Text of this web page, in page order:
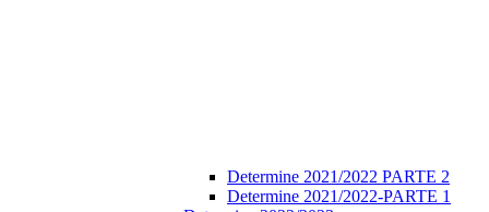
Determine 2021/2022 PARTE 2
Determine 2021/2022-PARTE 1